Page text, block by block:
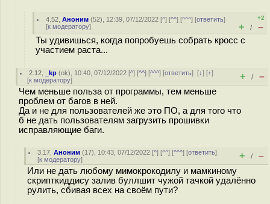
4.52 ,Аноним (52), 12:39, 07/12/2022 [^] [^^] [^^^] [ответить]
[к модератору]
+2
+ / –
Ты удивишься, когда попробуешь собрать кросс с
участием раста...
2.12 _kp (ok), 10:40, 07/12/2022 [^] [^^] [^^^] [ответить][↓] [↑]
[к модератору] + / –
Чем меньше польза от программы, тем меньше
проблем от багов в ней.
Да и не для пользователей же это ПО, а для того что
б не дать пользователям загрузить прошивки
исправляющие баги.
3.17 ,Аноним (17), 10:43, 07/12/2022 [^] [^^] [^^^] [ответить]
[к модератору] + / –
Или не дать любому мимокрокодилу и мамкиному
скрипткиддису залив буллшит чужой тачкой удалённо
рулить, сбивая всех на своём пути?